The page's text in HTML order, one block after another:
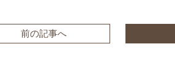
前の記事へ